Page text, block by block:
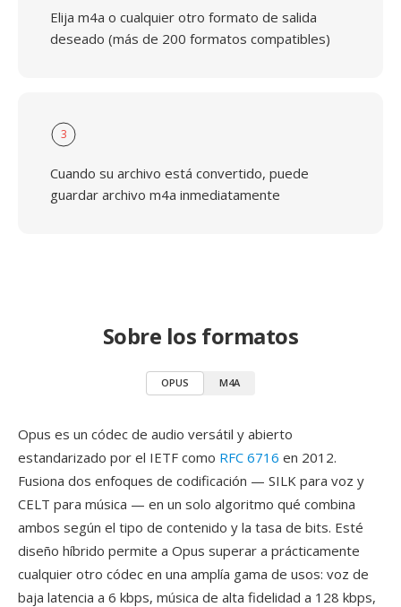
Elija m4a o cualquier otro formato de salida
deseado (más de 200 formatos compatibles)
3
Cuando su archivo está convertido, puede
guardar archivo m4a inmediatamente
Sobre los formatos
OPUS M4A
Opus es un códec de audio versátil y abierto
estandarizado por el IETF como RFC 6716 en 2012.
Fusiona dos enfoques de codificación — SILK para voz y
CELT para música — en un solo algoritmo qué combina
ambos según el tipo de contenido y la tasa de bits. Esté
diseño híbrido permite a Opus superar a prácticamente
cualquier otro códec en una amplía gama de usos: voz de
baja latencia a 6 kbps, música de alta fidelidad a 128 kbps,